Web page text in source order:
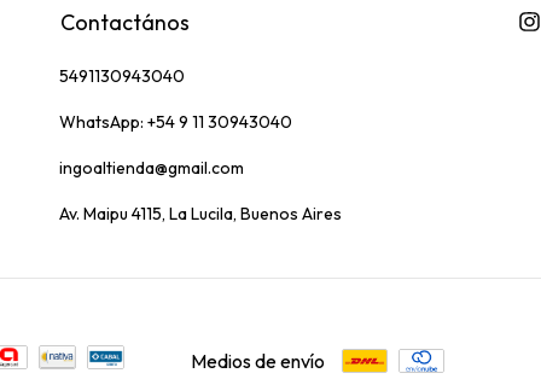
Contactános
5491130943040
WhatsApp: +54 9 11 30943040
ingoaltienda@gmail.com
Av. Maipu 4115, La Lucila, Buenos Aires
Medios de envío